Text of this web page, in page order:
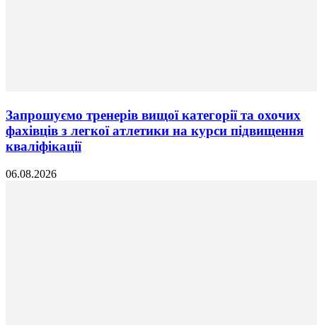
Запрошуємо тренерів вищої категорії та охочих
фахівців з легкої атлетики на курси підвищення
кваліфікації
06.08.2026